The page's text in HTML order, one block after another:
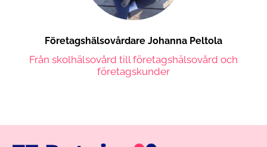
Företagshälsovårdare Johanna Peltola
Från skolhälsovård till företagshälsovård och
företagskunder